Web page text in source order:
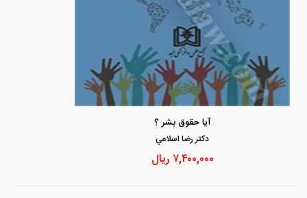
آیا حقوق بشر ؟
دكتر رضا اسلامي
۷,۴۰۰,۰۰۰ ریال